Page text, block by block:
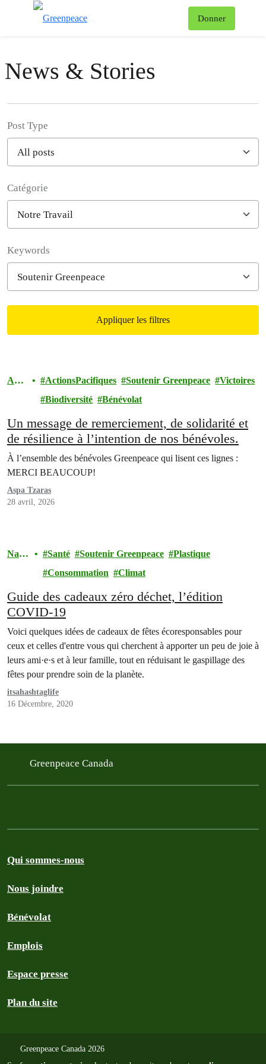
Donner
News & Stories
Post Type
Catégorie
Keywords
Appliquer les filtres
Acti
ActionsPacifiques Soutenir Greenpeace
Victoires
Biodiversité
Bénévolat
Un message de remerciement, de solidarité et
de résilience à l’intention de nos bénévoles.
À l’ensemble des bénévoles Greenpeace qui lisent ces lignes :
MERCI BEAUCOUP!
Aspa Tzaras
28 avril, 2026
Natu
Santé Soutenir Greenpeace
Plastique
Consommation
Climat
Guide des cadeaux zéro déchet, l’édition
COVID-19
Voici quelques idées de cadeaux de fêtes écoresponsables pour
ceux et celles d'entre vous qui cherchent à apporter un peu de joie à
leurs ami·e·s et à leur famille, tout en réduisant le gaspillage des
fêtes pour prendre soin de la planète.
itsahashtaglife
16 Décembre, 2020
Greenpeace Canada
Qui sommes-nous
Nous joindre
Bénévolat
Emplois
Espace presse
Plan du site
Greenpeace Canada 2026